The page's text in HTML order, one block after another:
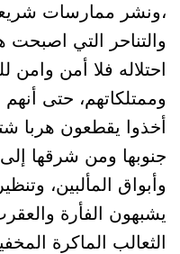
،ونشر ممارسات
والتناحر التي
احتلاله فلا أمن
وممتلكاتهم، حتى
أخذوا يقطعون هربا
جنوبها ومن شرقها
وأبواق المألبين،
يشبهون الفأرة
الثعالب الماكرة